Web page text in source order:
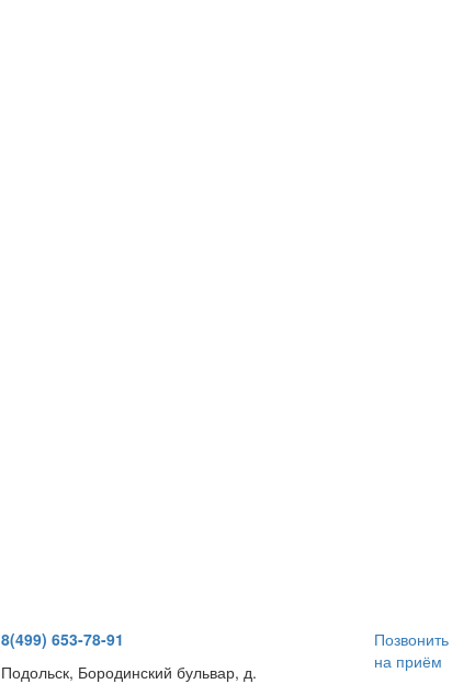
8(499) 653-78-91
Подольск, Бородинский бульвар, д.
Позвонить
на приём